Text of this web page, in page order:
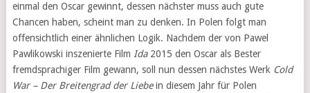
einmal den Oscar gewinnt, dessen nächster muss auch gute
Chancen haben, scheint man zu denken. In Polen folgt man
offensichtlich einer ähnlichen Logik. Nachdem der von Pawel
Pawlikowski inszenierte Film Ida 2015 den Oscar als Bester
fremdsprachiger Film gewann, soll nun dessen nächstes Werk Cold
War – Der Breitengrad der Liebein diesem Jahr für Polen